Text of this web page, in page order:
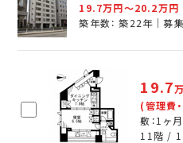
19.7万円～20.2万円
築年数： 築22年｜募集
19.7
(管理費
敷：1ヶ
11階 /